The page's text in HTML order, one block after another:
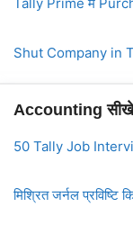
Shut Company in
Accounting सीखे
50 Tally Job
मिश्रित जर्नल